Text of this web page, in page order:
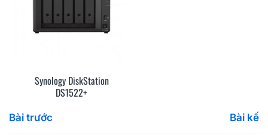
Synology DiskStation
DS1522+
Bài trước Bài kế